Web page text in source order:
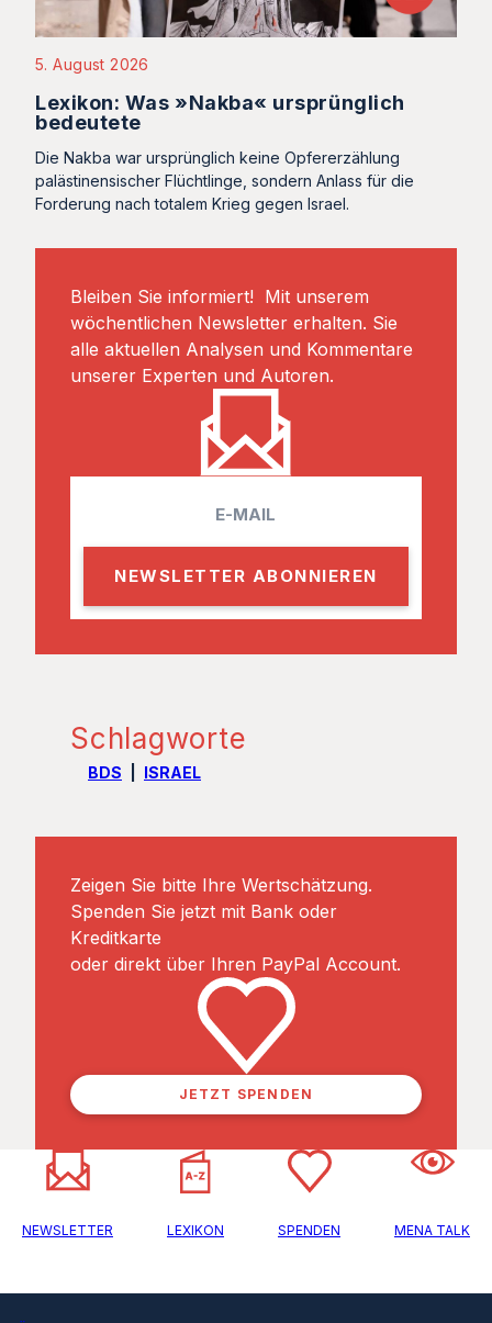
5. August 2026
Lexikon: Was »Nakba« ursprünglich
bedeutete
Die Nakba war ursprünglich keine Opfererzählung
palästinensischer Flüchtlinge, sondern Anlass für die
Forderung nach totalem Krieg gegen Israel.
Bleiben Sie informiert! Mit unserem
wöchentlichen Newsletter erhalten. Sie
alle aktuellen Analysen und Kommentare
unserer Experten und Autoren.
a
l
Schlagworte
BDS ISRAEL
Zeigen Sie bitte Ihre Wertschätzung.
Spenden Sie jetzt mit Bank oder
Kreditkarte
oder direkt über Ihren PayPal Account.
JETZT SPENDEN
NEWSLETTER LEXIKON SPENDEN MENA TALK